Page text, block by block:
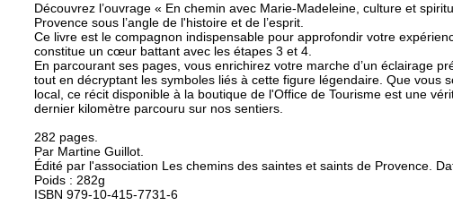
Découvrez l’ouvrage « En chemin avec Marie-Madeleine, culture et
Provence sous l’angle de l'histoire et de l’esprit.
Ce livre est le compagnon indispensable pour approfondir votre
constitue un cœur battant avec les étapes 3 et 4.
En parcourant ses pages, vous enrichirez votre marche d’un éclairage
tout en décryptant les symboles liés à cette figure légendaire. Que
local, ce récit disponible à la boutique de l'Office de Tourisme est une
dernier kilomètre parcouru sur nos sentiers.
282 pages.
Par Martine Guillot.
Édité par l'association Les chemins des saintes et saints de Provence.
Poids : 282g
ISBN 979-10-415-7731-6